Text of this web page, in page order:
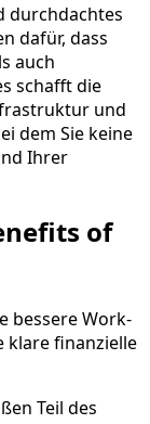
durchdachtes
dafür, dass
auch
schafft die
und
dem Sie keine
Ihrer
of
bessere Work-
klare finanzielle
Teil des